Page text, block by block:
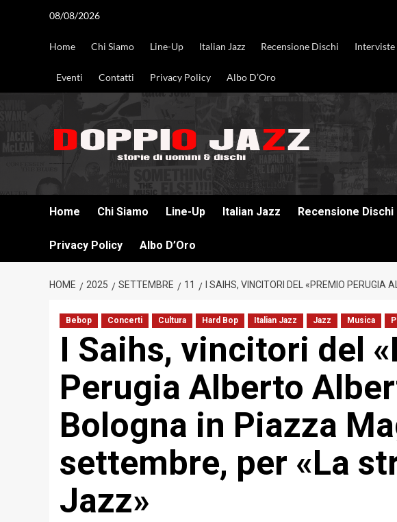
08/08/2026
Home Chi Siamo Line-Up Italian Jazz Recensione Dischi Interviste
Eventi Contatti Privacy Policy Albo D’Oro
Home Chi Siamo Line-Up Italian Jazz Recensione Dischi
Privacy Policy Albo D’Oro
HOME 2025 SETTEMBRE 11 I SAIHS, VINCITORI DEL «PREMIO
Bebop Concerti Cultura Hard Bop Italian Jazz Jazz Musica
I Saihs, vincitori del
Perugia Alberto
Bologna in Piazza
settembre, per «La
Jazz»